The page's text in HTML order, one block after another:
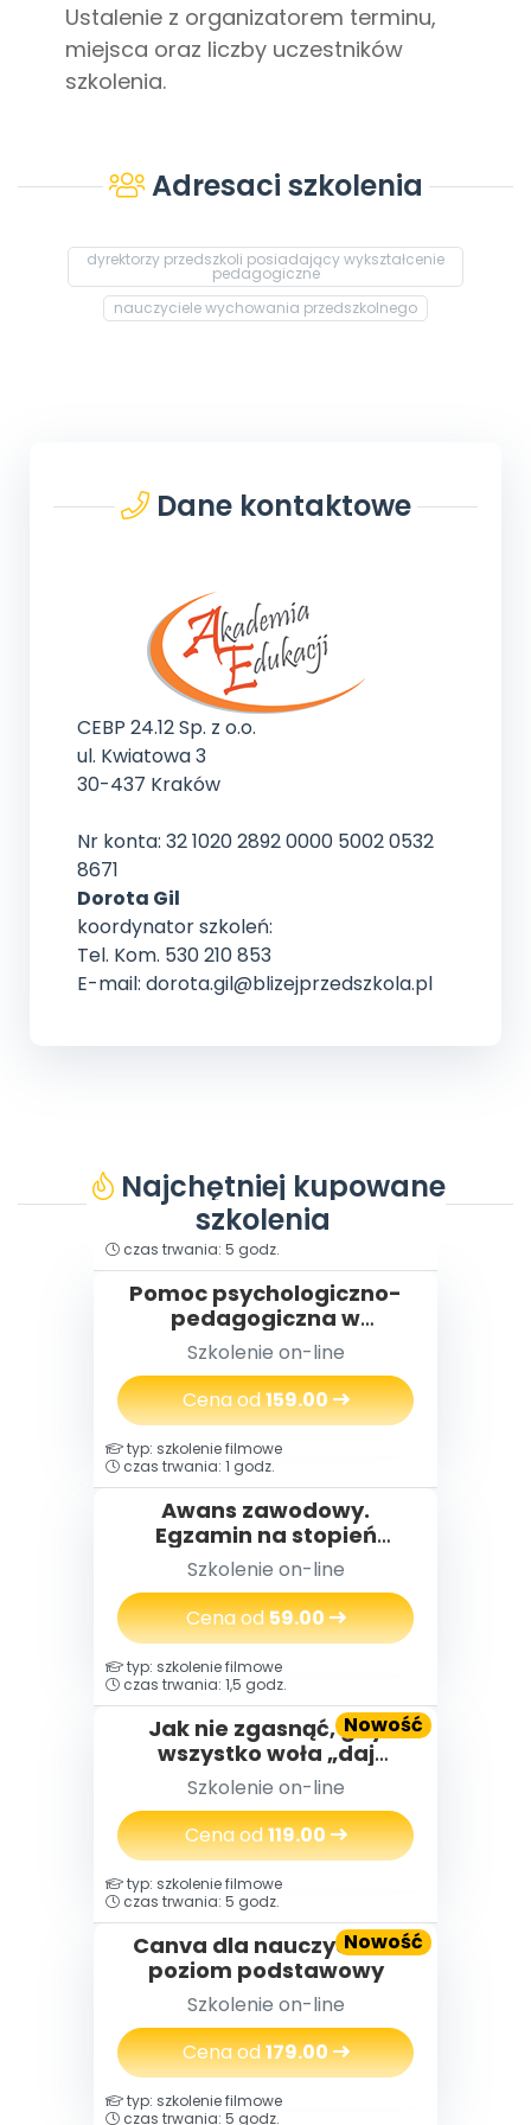
Ustalenie z organizatorem terminu,
miejsca oraz liczby uczestników
szkolenia.
Adresaci szkolenia
dyrektorzy przedszkoli posiadający wykształcenie
pedagogiczne
nauczyciele wychowania przedszkolnego
Dane kontaktowe
CEBP 24.12 Sp. z o.o.
ul. Kwiatowa 3
30-437 Kraków
Nr konta: 32 1020 2892 0000 5002 0532
8671
Dorota Gil
koordynator szkoleń:
Tel. Kom. 530 210 853
E-mail: dorota.gil@blizejprzedszkola.pl
Najchętniej kupowane
szkolenia
typ: szkolenie filmowe
czas trwania: 5 godz.
Pomoc psychologiczno-
pedagogiczna w
przedszkolu
Szkolenie on-line
Cena od159.00
typ: szkolenie filmowe
czas trwania: 1 godz.
Awans zawodowy.
Egzamin na stopień
nauczyciela
mianowanego w praktyce
Szkolenie on-line
Cena od59.00
Nowość
typ: szkolenie filmowe
czas trwania: 1,5 godz.
Jak nie zgasnąć, gdy
wszystko woła „daj
więcej” – o wypaleniu
zawodowym
nauczycielek i nauczycieli,
którzy za długo byli silni
Szkolenie on-line
Cena od119.00
Nowość
typ: szkolenie filmowe
czas trwania: 5 godz.
Canva dla nauczycieli -
poziom podstawowy
Szkolenie on-line
Cena od179.00
typ: szkolenie filmowe
czas trwania: 5 godz.